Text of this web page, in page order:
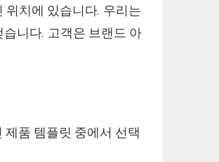
치에 있습니다. 우리는
니다. 고객은 브랜드 아
제품 템플릿 중에서 선택